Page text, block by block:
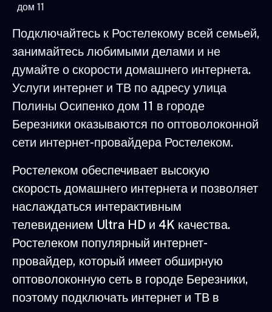
дом 11
Подключайтесь к Ростелекому всей семьей,
занимайтесь любимыми делами и не
думайте о скорости домашнего интернета.
Услуги интернет и ТВ по адресу улица
Полины Осипенко дом 11 в городе
Березники оказываются по оптоволоконной
сети интернет-провайдера Ростелеком.
Ростелеком обеспечивает высокую
скорость домашнего интернета и позволяет
наслаждаться интерактивным
телевидением Ultra HD и 4K качества.
Ростелеком популярный интернет-
провайдер, который имеет обширную
оптоволоконную сеть в городе Березники,
поэтому подключать интернет и ТВ в